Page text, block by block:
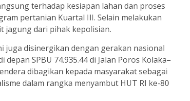
terhadap kesiapan lahan dan proses
pertanian Kuartal III. Selain melakukan
jagung dari pihak kepolisian.
juga disinergikan dengan gerakan nasional
SPBU 74.935.44 di Jalan Poros Kolaka–
dibagikan kepada masyarakat sebagai
dalam rangka menyambut HUT RI ke-80